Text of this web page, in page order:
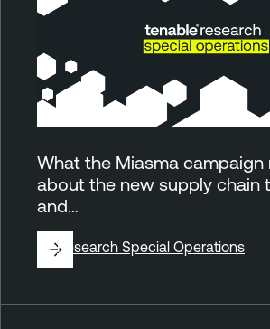
What the Miasma campaign
about the new supply chain
and…
ByResearch Special Operations